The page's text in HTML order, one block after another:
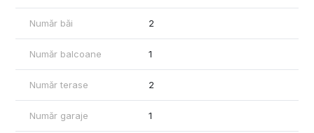
Compartimentare:
Parter: hol, living + dining + bucătărie open-space, birou, baie,
Mansardă: hol, 2 dormitoare, baie, balcon
Pod pentru depozitare.
Exteriorul proprietății este amenajat complet și oferă un spațiu
ideal pentru relaxare: gazon cu sistem de aspersoare, pavaj
decorativ, zonă de grătar și gard viu din leylandi pentru
Număr băi 2
Număr balcoane 1
Număr terase 2
Număr garaje 1